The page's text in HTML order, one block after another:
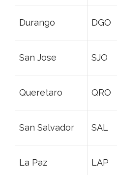
Durango DGO
San Jose SJO
Queretaro QRO
San Salvador SAL
La Paz LAP